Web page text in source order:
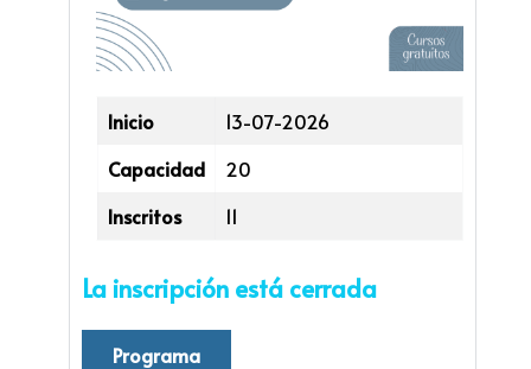
Inicio
13-07-2026
Capacidad
20
Inscritos
11
La inscripción está cerrada
Programa